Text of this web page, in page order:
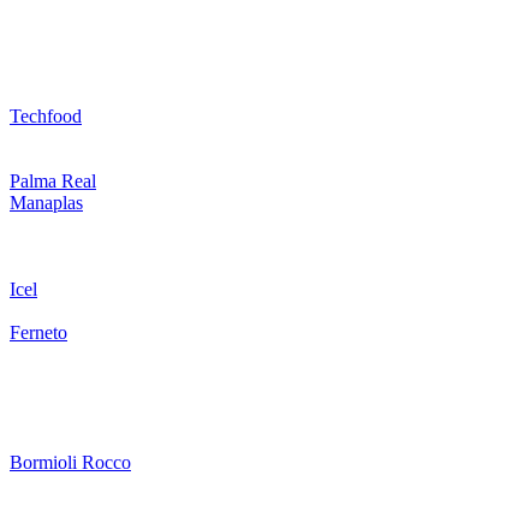
Techfood
Palma Real
Manaplas
Icel
Ferneto
Bormioli Rocco